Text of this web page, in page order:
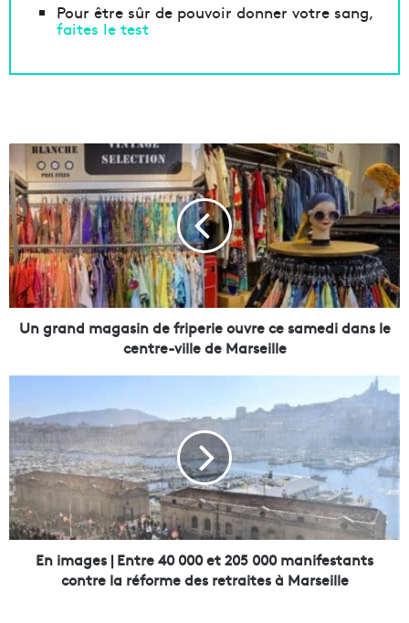
Pour être sûr de pouvoir donner votre sang,
faites le test
n
g
r
a
n
d
m
a
d
e
f
r
i
p
e
Un grand magasin de friperie ouvre ce samedi dans le
centre-ville de Marseille
i
m
a
g
e
s
|
En images | Entre 40 000 et 205 000 manifestants
contre la réforme des retraites à Marseille